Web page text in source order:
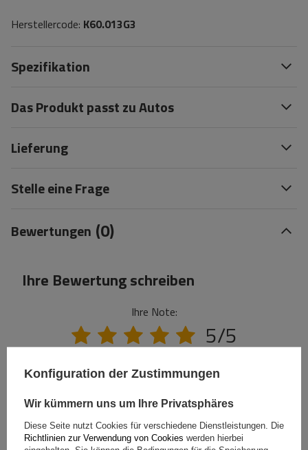
Herstellercode: K60.013G3
Spezifikation
Das Produkt passt zu Autos
Lieferung
Stelle eine Frage
Bewertungen (0)
Ihre Bewertung schreiben
Ihre Note:
5/5
Inhalt Ihrer Bewertung
Konfiguration der Zustimmungen
Wir kümmern uns um Ihre Privatsphäres
Diese Seite nutzt Cookies für verschiedene Dienstleistungen. Die
Richtlinien zur Verwendung von Cookies werden hierbei